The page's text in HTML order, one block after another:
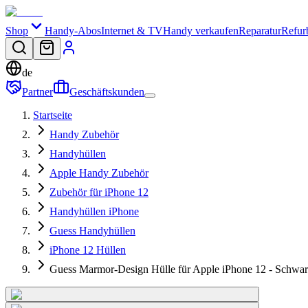
Shop Handy-AbosInternet & TVHandy verkaufenReparatur
de
Partner
Geschäftskunden
Startseite
Handy Zubehör
Handyhüllen
Apple Handy Zubehör
Zubehör für iPhone 12
Handyhüllen iPhone
Guess Handyhüllen
iPhone 12 Hüllen
Guess Marmor-Design Hülle für Apple iPhone 12 -